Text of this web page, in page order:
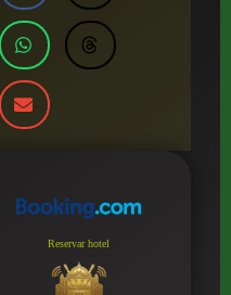
Reservar hotel